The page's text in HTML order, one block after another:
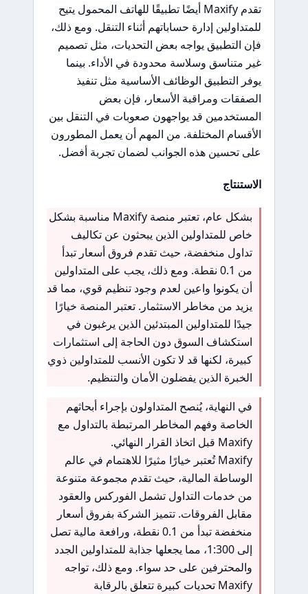
تقدم Maxify أيضًا تطبيقًا للهاتف المحمول يتيح
للمتداولين إدارة حساباتهم أثناء التنقل. ومع ذلك،
فإن التطبيق يواجه بعض التحديات، مثل تصميم
غير متناسق وسلاسة محدودة في الأداء. بينما
يوفر التطبيق الوظائف الأساسية مثل تنفيذ
الصفقات ومراقبة الأسعار، فإن بعض
المستخدمين قد يواجهون صعوبات في التنقل بين
الأقسام المختلفة. من المهم أن يعمل المطورون
على تحسين هذه الجوانب لضمان تجربة أفضل.
الاستنتاج
بشكل عام، تعتبر منصة Maxify مناسبة بشكل
خاص للمتداولين الذين يبحثون عن تكاليف
تداول منخفضة، حيث تقدم فروق أسعار تبدأ
من 0.1 نقطة. ومع ذلك، يجب على المتداولين
أن يكونوا واعين لعدم وجود تنظيم قوي، مما قد
يزيد من مخاطر الاستثمار. تعتبر المنصة خيارًا
جيدًا للمتداولين المبتدئين الذين يرغبون في
استكشاف السوق دون الحاجة إلى استثمارات
كبيرة، لكنها قد لا تكون الأنسب للمتداولين ذوي
الخبرة الذين يفضلون الأمان والتنظيم.
في النهاية، يُنصح المتداولون بإجراء أبحاثهم
الخاصة وفهم المخاطر المرتبطة بالتداول مع
Maxify قبل اتخاذ القرار النهائي.
Maxify تُعتبر خيارًا مثيرًا للاهتمام في عالم
الوساطة المالية، حيث تقدم مجموعة متنوعة
من خدمات التداول تشمل الفوركس والعقود
مقابل الفروقات. تتميز الشركة بفروق أسعار
منخفضة تبدأ من 0.1 نقطة، ورافعة مالية تصل
إلى 1:300، مما يجعلها جذابة للمتداولين الجدد
والمحترفين على حد سواء. ومع ذلك، تواجه
Maxify تحديات كبيرة تتعلق بالرقابة